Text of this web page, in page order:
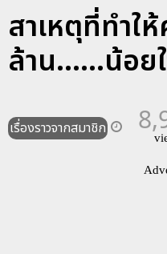
สาเหตุที่ทำใ
ล้าน......น้อย
เรื่องราวจากสมาชิก